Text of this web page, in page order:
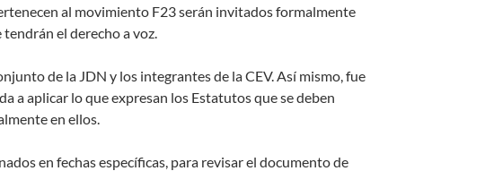
al movimiento F23 serán invitados formalmente
el derecho a voz.
de la JDN y los integrantes de la CEV. Así mismo, fue
a aplicar lo que expresan los Estatutos que se deben
en ellos.
en fechas específicas, para revisar el documento de